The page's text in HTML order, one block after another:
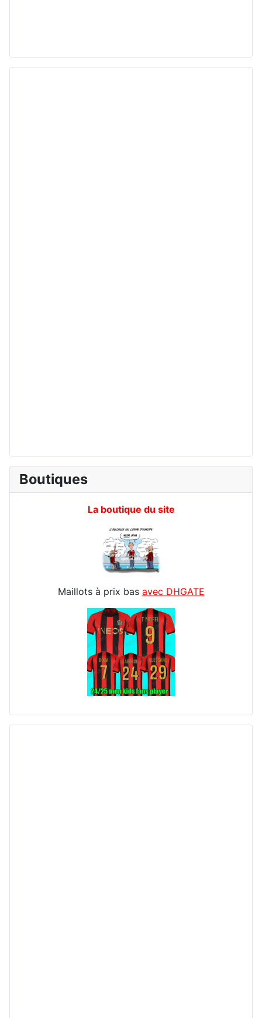
Boutiques
La boutique du site
Maillots à prix bas avec DHGATE